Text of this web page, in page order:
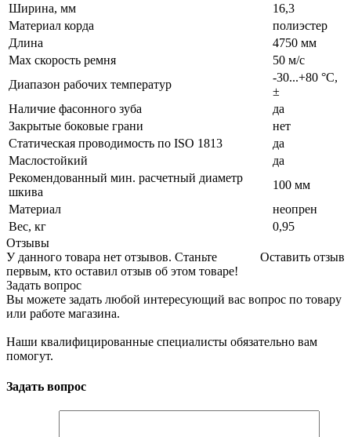
Ширина, мм
16,3
Материал корда
полиэстер
Длина
4750 мм
Max скорость ремня
50 м/с
Диапазон рабочих температур
-30...+80 °C,
±
Наличие фасонного зуба
да
Закрытые боковые грани
нет
Статическая проводимость по ISO 1813
да
Маслостойкий
да
Рекомендованный мин. расчетный диаметр
шкива
100 мм
Материал
неопрен
Вес, кг
0,95
Отзывы
Оставить отзыв
У данного товара нет отзывов. Станьте
первым, кто оставил отзыв об этом товаре!
Задать вопрос
Вы можете задать любой интересующий вас вопрос по товару
или работе магазина.
Наши квалифицированные специалисты обязательно вам
помогут.
Задать вопрос